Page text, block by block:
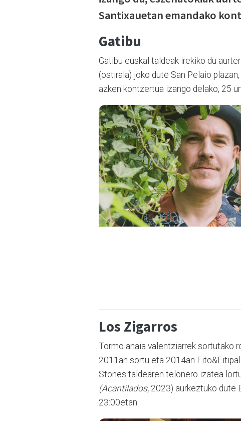
Santixauetan emandako
Gatibu
Gatibu euskal taldeak irekiko du
(ostirala) joko dute San Pelaio
azken kontzertua izango delako, 25
Los Zigarros
Tormo anaia valentziarrek sortutako
2011an sortu eta 2014an
Stones taldearen telonero izatea
(Acantilados, 2023) aurkeztuko dute
23:00etan.